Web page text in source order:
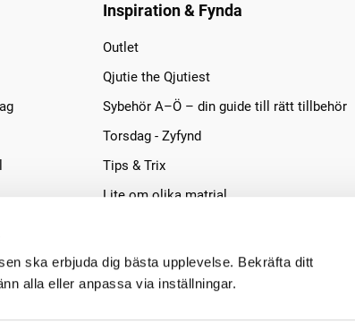
ska erbjuda dig bästa upplevelse. Bekräfta ditt
alla eller anpassa via inställningar.
Inspiration & Fynda
Outlet
Qjutie the Qjutiest
Sybehör A–Ö – din guide till rätt tillbehör
Torsdag - Zyfynd
Tips & Trix
Lite om olika matrial